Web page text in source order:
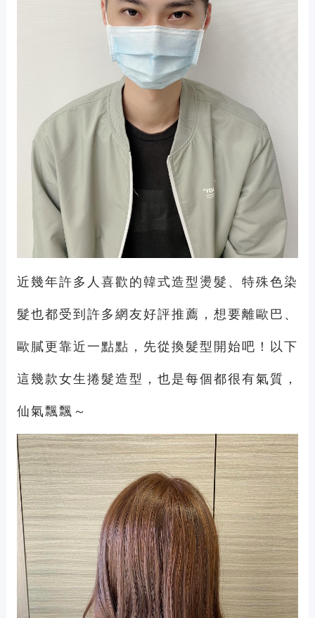
近幾年許多人喜歡的韓式造型燙髮、特殊色染
髮也都受到許多網友好評推薦，想要離歐巴、
歐膩更靠近一點點，先從換髮型開始吧！以下
這幾款女生捲髮造型，也是每個都很有氣質，
仙氣飄飄～